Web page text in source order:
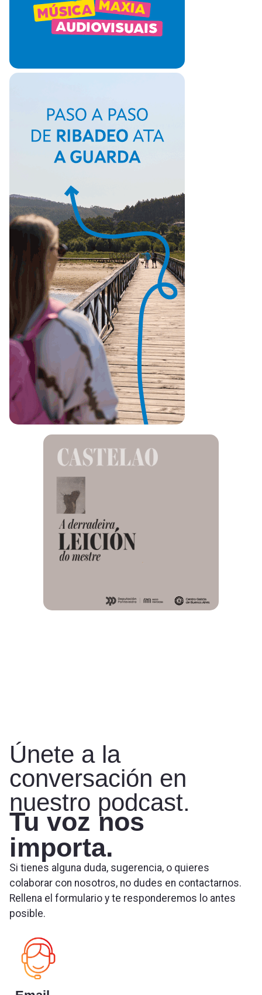
Únete a la
conversación en
nuestro podcast.
Tu voz nos
importa.
Si tienes alguna duda, sugerencia, o quieres
colaborar con nosotros, no dudes en contactarnos.
Rellena el formulario y te responderemos lo antes
posible.